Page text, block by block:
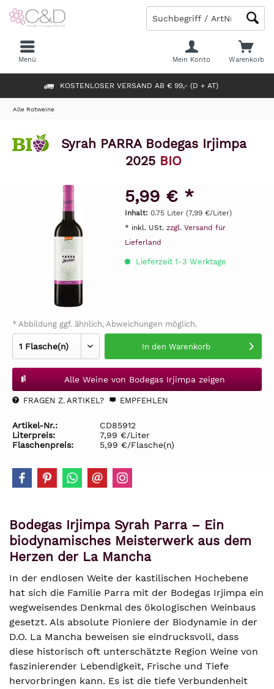
KOSTENLOSER VERSAND AB € 99,- (D + AT)
Warenkorb
Mein Konto
Menü
Alle Rotweine
Syrah PARRA Bodegas Irjimpa
2025 BIO
5,99 € *
Inhalt: 0.75 Liter (7,99 €/Liter)
* inkl. USt. zzgl. Versand für
Lieferland
Lieferzeit 1-3 Werktage
* Abbildung ggf. ähnlich, Abweichungen möglich.
In den Warenkorb
Alle Weine von Bodegas Irjimpa zeigen
FRAGEN Z. ARTIKEL? EMPFEHLEN
Artikel-Nr.:
CD85912
Literpreis:
7,99 €/Liter
Flaschenpreis:
5,99 €/Flasche(n)
Bodegas Irjimpa Syrah Parra – Ein
biodynamisches Meisterwerk aus dem
Herzen der La Mancha
In der endlosen Weite der kastilischen Hochebene
hat sich die Familie Parra mit der Bodegas Irjimpa ein
wegweisendes Denkmal des ökologischen Weinbaus
gesetzt. Als absolute Pioniere der Biodynamie in der
D.O. La Mancha beweisen sie eindrucksvoll, dass
diese historisch oft unterschätzte Region Weine von
faszinierender Lebendigkeit, Frische und Tiefe
hervorbringen kann. Es ist die tiefe Verbundenheit